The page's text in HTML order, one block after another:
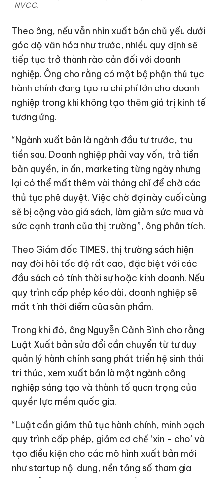
nghiệp trong khi không tạo thêm giá trị kinh tế
tương ứng.
“Ngành xuất bản là ngành đầu tư trước, thu
tiền sau. Doanh nghiệp phải vay vốn, trả tiền
bản quyền, in ấn, marketing từng ngày nhưng
lại có thể mất thêm vài tháng chỉ để chờ các
thủ tục phê duyệt. Việc chờ đợi này cuối cùng
sẽ bị cộng vào giá sách, làm giảm sức mua và
sức cạnh tranh của thị trường”, ông phân tích.
Theo Giám đốc TIMES, thị trường sách hiện
nay đòi hỏi tốc độ rất cao, đặc biệt với các
đầu sách có tính thời sự hoặc kinh doanh. Nếu
quy trình cấp phép kéo dài, doanh nghiệp sẽ
mất tính thời điểm của sản phẩm.
Trong khi đó, ông Nguyễn Cảnh Bình cho rằng
Luật Xuất bản sửa đổi cần chuyển từ tư duy
quản lý hành chính sang phát triển hệ sinh thái
tri thức, xem xuất bản là một ngành công
nghiệp sáng tạo và thành tố quan trọng của
quyền lực mềm quốc gia.
“Luật cần giảm thủ tục hành chính, minh bạch
quy trình cấp phép, giảm cơ chế ‘xin - cho’ và
tạo điều kiện cho các mô hình xuất bản mới
như startup nội dung, nền tảng số tham gia
bình đẳng vào thị trường. Xuất bản nên được
nhìn nhận là một ngành công nghiệp sáng tạo,
thay vì chỉ là lĩnh vực quản lý hành chính như
trước”, ông Bình nói.
Lãnh đạo Alpha Books cũng đề xuất mở rộng